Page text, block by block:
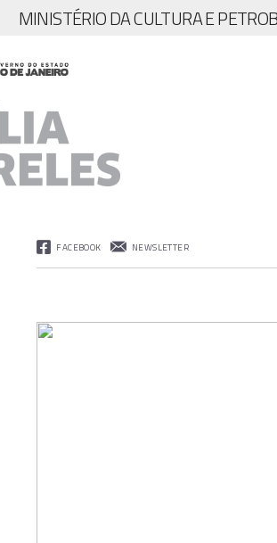
MINISTÉRIO DA CULTURA E
FACEBOOK NEWSLETTER